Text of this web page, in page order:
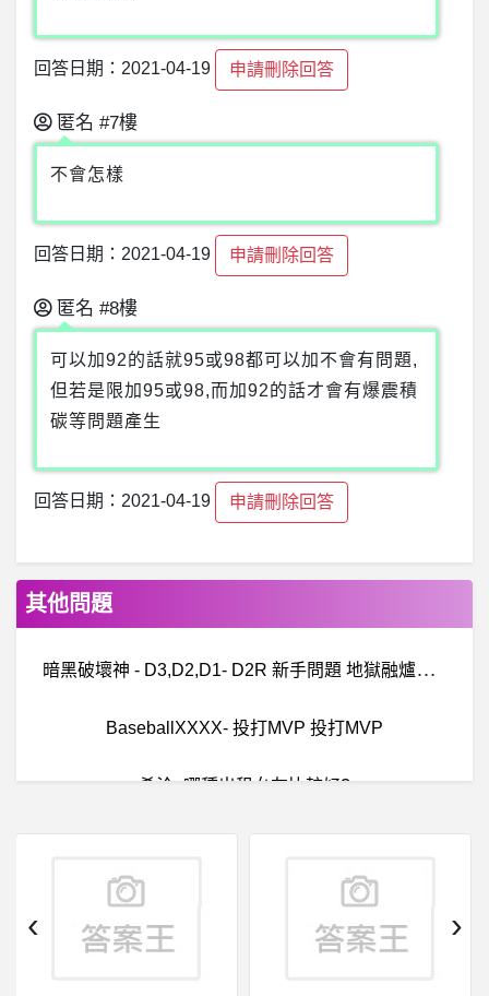
回答日期：2021-04-19 申請刪除回答
匿名 #7樓
不會怎樣
回答日期：2021-04-19 申請刪除回答
匿名 #8樓
可以加92的話就95或98都可以加不會有問題,
但若是限加95或98,而加92的話才會有爆震積
碳等問題產生
回答日期：2021-04-19 申請刪除回答
其他問題
暗
黑破壞神 - D3,D2,D1- D2R 新手問題 地獄融爐沒辦法用 D2R 新手問題 地獄融爐沒辦法用
BaseballXXXX- 投打MVP 投打MVP
希洽- 哪種出租女友比較好?
曝
光網路熱門詐騙平台，詐騙網站，各種理由不出金，投資詐騙，假投資，真詐騙。被詐騙後可以拿回被騙的錢的嗎？投資詐騙黑平台，各位注意詐騙平台！！！
‹ ›